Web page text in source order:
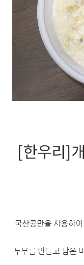
[한우리]
국산콩만을 사용하
두부를 만들고 남은